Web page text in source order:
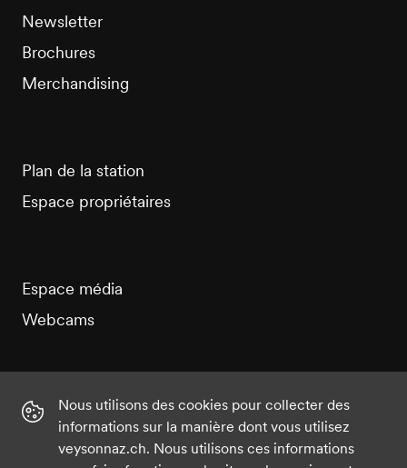
Newsletter
Brochures
Merchandising
Plan de la station
Espace propriétaires
Espace média
Webcams
YouTube
Nous utilisons des cookies pour collecter des
informations sur la manière dont vous utilisez
veysonnaz.ch. Nous utilisons ces informations